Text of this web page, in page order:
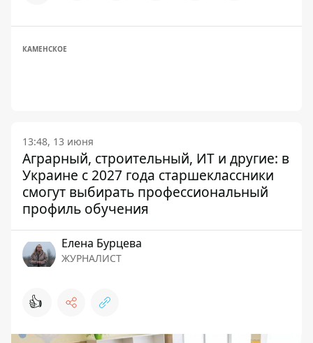
КАМЕНСКОЕ
13:48, 13 июня
Аграрный, строительный, ИТ и другие: в
Украине с 2027 года старшеклассники
смогут выбирать профессиональный
профиль обучения
Елена Бурцева
ЖУРНАЛИСТ
👍